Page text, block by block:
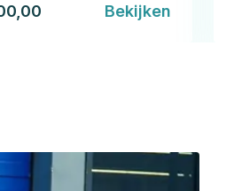
Bekijken